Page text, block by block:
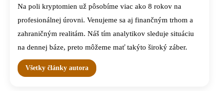
Na poli kryptomien už pôsobíme viac ako 8 rokov na
profesionálnej úrovni. Venujeme sa aj finančným trhom a
zahraničným realitám. Náš tím analytikov sleduje situáciu
na dennej báze, preto môžeme mať takýto široký záber.
Všetky články autora